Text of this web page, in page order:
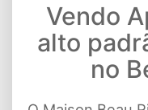
Vendo
alto
no